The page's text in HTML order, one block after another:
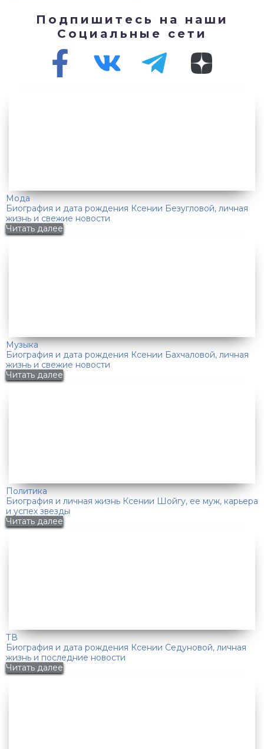
Подпишитесь на наши
Социальные сети
Мода
Биография и дата рождения Ксении Безугловой, личная
жизнь и свежие новости
Читать далее
Музыка
Биография и дата рождения Ксении Бахчаловой, личная
жизнь и свежие новости
Читать далее
Политика
Биография и личная жизнь Ксении Шойгу, ее муж, карьера
и успех звезды
Читать далее
ТВ
Биография и дата рождения Ксении Седуновой, личная
жизнь и последние новости
Читать далее